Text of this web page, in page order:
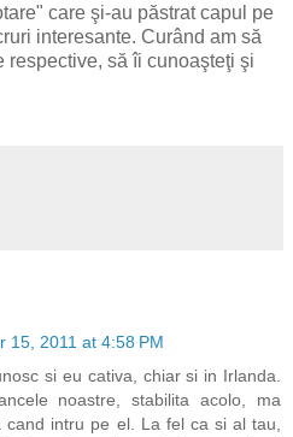
care şi-au păstrat capul pe
interesante. Curând am să
să îi cunoaşteţi şi
15, 2011 at 4:58 PM
si eu cativa, chiar si in Irlanda.
noastre, stabilita acolo, ma
cand intru pe el. La fel ca si al tau,